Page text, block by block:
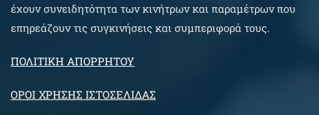
έχουν συνειδητότητα των κινήτρων και παραμέτρων που
επηρεάζουν τις συγκινήσεις και συμπεριφορά τους.
ΠΟΛΙΤΙΚΗ ΑΠΟΡΡΗΤΟΥ
ΟΡΟΙ ΧΡΗΣΗΣ ΙΣΤΟΣΕΛΙΔΑΣ